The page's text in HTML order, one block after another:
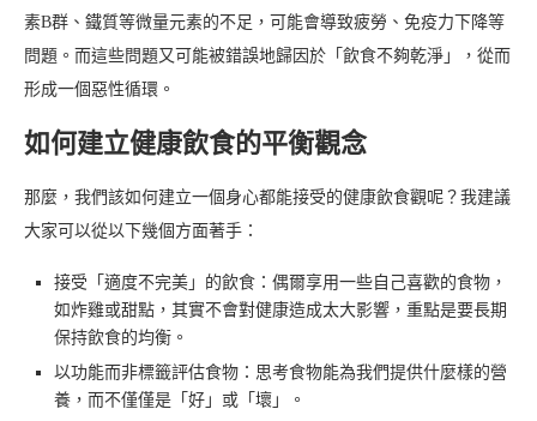
素B群、鐵質等微量元素的不足，可能會導致疲勞、免疫力下降等
問題。而這些問題又可能被錯誤地歸因於「飲食不夠乾淨」，從而
形成一個惡性循環。
如何建立健康飲食的平衡觀念
那麼，我們該如何建立一個身心都能接受的健康飲食觀呢？我建議
大家可以從以下幾個方面著手：
接受「適度不完美」的飲食：偶爾享用一些自己喜歡的食物，
如炸雞或甜點，其實不會對健康造成太大影響，重點是要長期
保持飲食的均衡。
以功能而非標籤評估食物：思考食物能為我們提供什麼樣的營
養，而不僅僅是「好」或「壞」。